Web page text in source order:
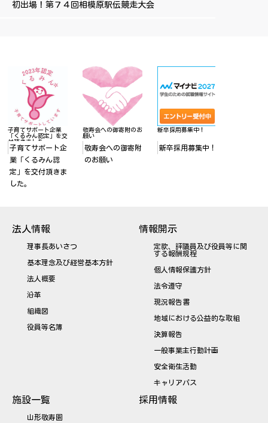
初出場！第７４回相模原駅伝競走大会
敬寿会への御寄附のお
子育てサポート企業
「くるみん認定」を交
付頂きました。
働きやすい福祉の職場
宣言を更新しました！
敬寿会への御寄附
子育てサポート企
業「くるみん認
【東京】TOKYO働
きやすい福祉の職
場宣言事業所
法人情報
理事長あいさつ
基本理念及び経営基本方針
法人概要
沿革
組織図
役員等名簿
情報開示
定款、評議員及び役員等に関
する報酬規程
個人情報保護方針
法令遵守
現況報告書
地域における公益的な取組
決算報告
一般事業主行動計画
安全衛生活動
キャリアパス
施設一覧
山形敬寿園
採用情報